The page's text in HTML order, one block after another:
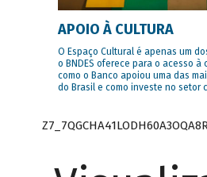
APOIO À CULTURA
O Espaço Cultural é apenas um
o BNDES oferece para o acesso à
como o Banco apoiou uma das
do Brasil e como investe no setor